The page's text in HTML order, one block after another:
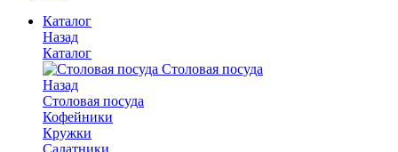
Каталог
Назад
Каталог
Столовая посуда
Назад
Столовая посуда
Кофейники
Кружки
Салатники